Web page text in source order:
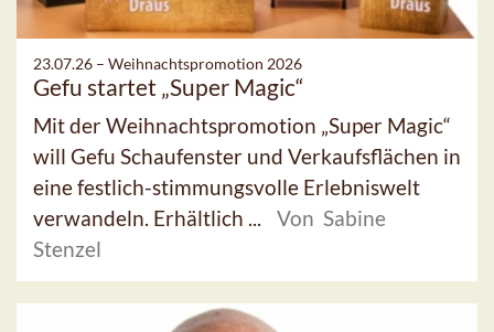
23.07.26 – Weihnachtspromotion 2026
Gefu startet „Super Magic“
Mit der Weihnachtspromotion „Super Magic“
will Gefu Schaufenster und Verkaufsflächen in
eine festlich-stimmungsvolle Erlebniswelt
verwandeln. Erhältlich ...
Von Sabine
Stenzel